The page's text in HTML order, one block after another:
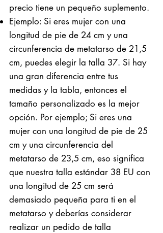
precio tiene un pequeño suplemento.
Ejemplo: Si eres mujer con una
longitud de pie de 24 cm y una
circunferencia de metatarso de 21,5
cm, puedes elegir la talla 37. Si hay
una gran diferencia entre tus
medidas y la tabla, entonces el
tamaño personalizado es la mejor
opción. Por ejemplo; Si eres una
mujer con una longitud de pie de 25
cm y una circunferencia del
metatarso de 23,5 cm, eso significa
que nuestra talla estándar 38 EU con
una longitud de 25 cm será
demasiado pequeña para ti en el
metatarso y deberías considerar
realizar un pedido de talla